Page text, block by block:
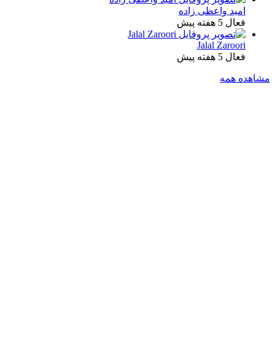
امید واعظی زاده
فعال 5 هفته پیش
Jalal Zaroori
فعال 5 هفته پیش
مشاهده همه